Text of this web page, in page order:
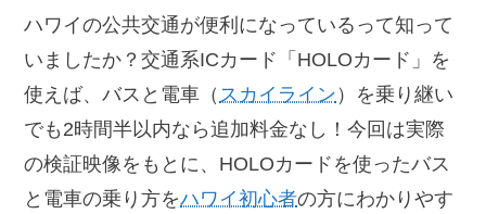
ハワイの公共交通が便利になっているって知って
いましたか？交通系ICカード「HOLOカード」を
使えば、バスと電車（ スカイライン ）を乗り継い
でも2時間半以内なら追加料金なし！今回は実際
の検証映像をもとに、HOLOカードを使ったバス
と電車の乗り方をハワイ初心者の方にわかりやす